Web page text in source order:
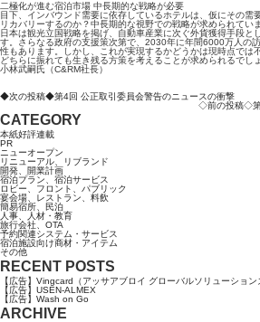
二極化が進む宿泊市場 中長期的な戦略が必要
目下、インバウンド需要に依存しているホテルは、仮にその需
リカバリーするのか？中長期的な視野での戦略が求められていま
日本は観光立国戦略を掲げ、自動車産業に次ぐ外貨獲得手段と
す。さらなる政府の支援策次第で、2030年に年間6000万人の
性もあります。しかし、これが実現するかどうかは現時点では
どちらに振れても生き残る方策を考えることが求められるでしょ
小林武嗣氏（C&RM社長）
◆次の投稿◆第4回 公正取引委員会警告のニュースの衝撃
◇前の投稿◇第
CATEGORY
本紙好評連載
PR
ニューオープン
リニューアル、リブランド
開発、開業計画
宿泊プラン、宿泊サービス
ロビー、フロント、パブリック
宴会場、レストラン、料飲
簡易宿所、民泊
人事、人材・教育
旅行会社、OTA
予約関連システム・サービス
宿泊施設向け商材・アイテム
その他
RECENT POSTS
【広告】Vingcard（アッサアブロイ グローバルソリューション
【広告】USEN-ALMEX
【広告】Wash on Go
ARCHIVE